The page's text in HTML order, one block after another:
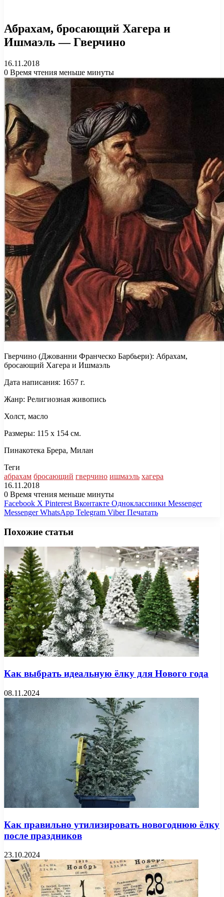
Абрахам, бросающий Хагера и
Ишмаэль — Гверчино
16.11.2018
0 Время чтения меньше минуты
Гверчино (Джованни Франческо Барбьери): Абрахам,
бросающий Хагера и Ишмаэль
Дата написания: 1657 г.
Жанр: Религиозная живопись
Холст, масло
Размеры: 115 x 154 см.
Пинакотека Брера, Милан
Теги
абрахам бросающий гверчино ишмаэль хагера
16.11.2018
0 Время чтения меньше минуты
Facebook X Pinterest Вконтакте Одноклассники Messenger
Messenger WhatsApp Telegram Viber Печатать
Похожие статьи
Как выбрать идеальную ёлку для Нового года
08.11.2024
Как правильно утилизировать новогоднюю ёлку
после праздников
23.10.2024